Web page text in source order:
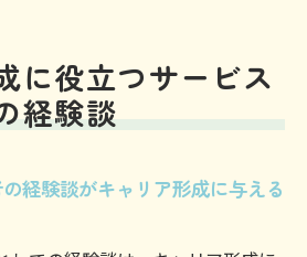
に役立つサービス
経験談
経験談がキャリア形成に与える